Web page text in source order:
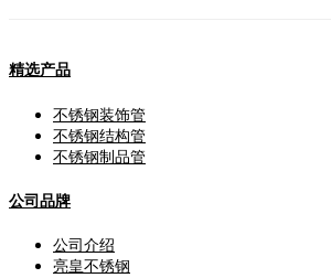
精选产品
不锈钢装饰管
不锈钢结构管
不锈钢制品管
公司品牌
公司介绍
亮皇不锈钢